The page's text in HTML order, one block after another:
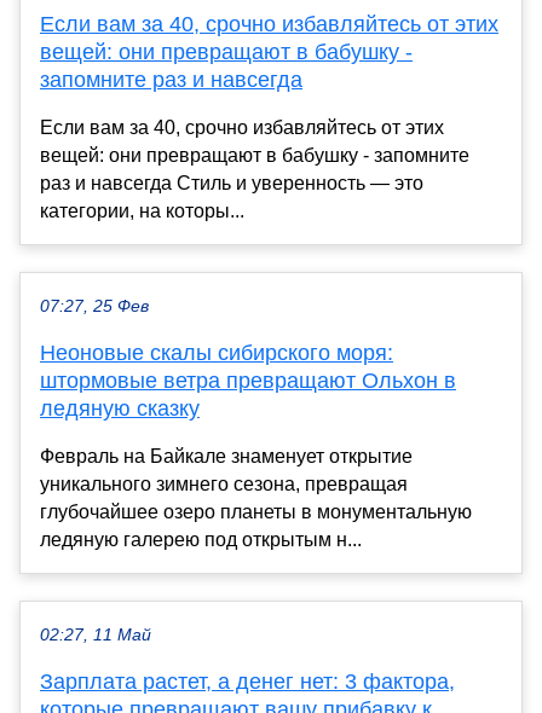
Если вам за 40, срочно избавляйтесь от этих
вещей: они превращают в бабушку -
запомните раз и навсегда
Если вам за 40, срочно избавляйтесь от этих
вещей: они превращают в бабушку - запомните
раз и навсегда Стиль и уверенность — это
категории, на которы...
07:27, 25 Фев
Неоновые скалы сибирского моря:
штормовые ветра превращают Ольхон в
ледяную сказку
Февраль на Байкале знаменует открытие
уникального зимнего сезона, превращая
глубочайшее озеро планеты в монументальную
ледяную галерею под открытым н...
02:27, 11 Май
Зарплата растет, а денег нет: 3 фактора,